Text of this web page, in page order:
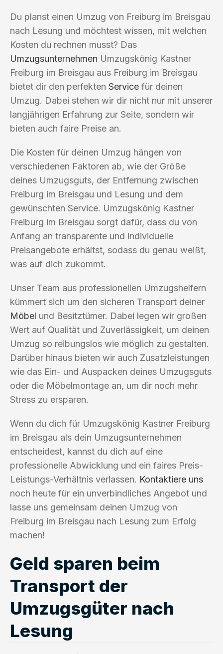
Du planst einen Umzug von Freiburg im Breisgau
nach Lesung und möchtest wissen, mit welchen
Kosten du rechnen musst? Das
Umzugsunternehmen Umzugskönig Kastner
Freiburg im Breisgau aus Freiburg im Breisgau
bietet dir den perfekten Service für deinen
Umzug. Dabei stehen wir dir nicht nur mit unserer
langjährigen Erfahrung zur Seite, sondern wir
bieten auch faire Preise an.
Die Kosten für deinen Umzug hängen von
verschiedenen Faktoren ab, wie der Größe
deines Umzugsguts, der Entfernung zwischen
Freiburg im Breisgau und Lesung und dem
gewünschten Service. Umzugskönig Kastner
Freiburg im Breisgau sorgt dafür, dass du von
Anfang an transparente und individuelle
Preisangebote erhältst, sodass du genau weißt,
was auf dich zukommt.
Unser Team aus professionellen Umzugshelfern
kümmert sich um den sicheren Transport deiner
Möbel und Besitztümer. Dabei legen wir großen
Wert auf Qualität und Zuverlässigkeit, um deinen
Umzug so reibungslos wie möglich zu gestalten.
Darüber hinaus bieten wir auch Zusatzleistungen
wie das Ein- und Auspacken deines Umzugsguts
oder die Möbelmontage an, um dir noch mehr
Stress zu ersparen.
Wenn du dich für Umzugskönig Kastner Freiburg
im Breisgau als dein Umzugsunternehmen
entscheidest, kannst du dich auf eine
professionelle Abwicklung und ein faires Preis-
Leistungs-Verhältnis verlassen. Kontaktiere uns
noch heute für ein unverbindliches Angebot und
lasse uns gemeinsam deinen Umzug von
Freiburg im Breisgau nach Lesung zum Erfolg
machen!
Geld sparen beim
Transport der
Umzugsgüter nach
Lesung